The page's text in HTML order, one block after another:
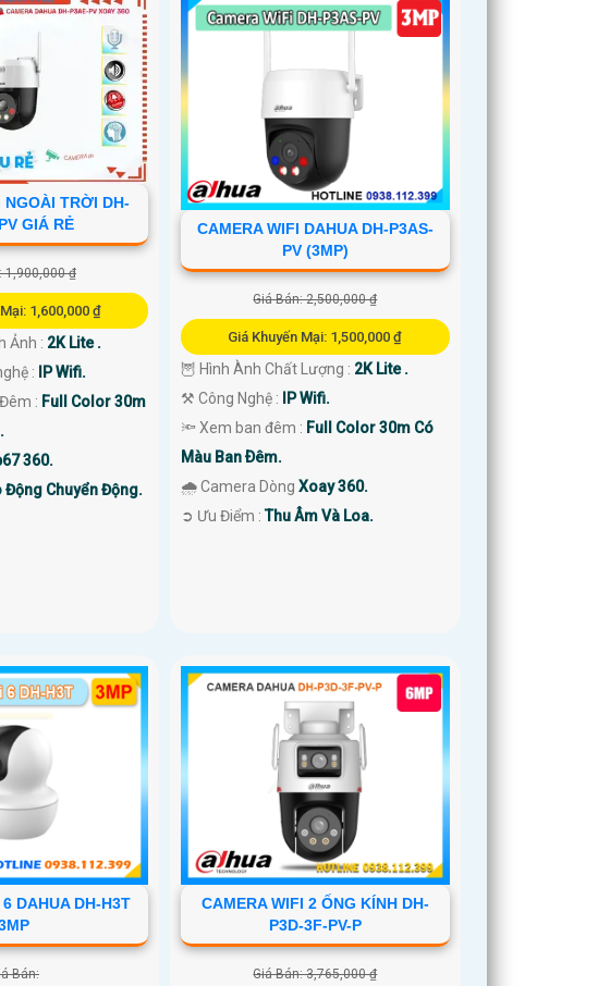
NGOÀI TRỜI DH-
GIÁ RẺ
1,900,000 ₫
1,600,000 ₫
Ảnh : 2K Lite .
:
IP Wifi.
: Full Color 30m
360.
Động Chuyển Động.
CAMERA WIFI DAHUA DH-P3AS-
PV (3MP)
Giá Bán: 2,500,000 ₫
Giá Khuyến Mại: 1,500,000 ₫
🦉 Hình Ành Chất Lượng : 2K Lite .
⚒ Công Nghệ :
IP Wifi.
🔦 Xem ban đêm : Full Color 30m Có
Màu Ban Ðêm.
🌧️ Camera DòngXoay 360.
️➲ Ưu Điểm :Thu Âm Và Loa.
DAHUA DH-H3T
Bán:
CAMERA WIFI 2 ỐNG KÍNH DH-
P3D-3F-PV-P
Giá Bán: 3,765,000 ₫